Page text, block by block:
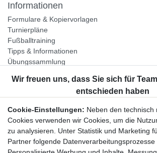
Informationen
Formulare & Kopiervorlagen
Turnierpläne
Fußballtraining
Tipps & Informationen
Übungssammlung
Unternehmen
Widerrufsrecht
Bestellung widerrufen
Cookie-Einstellungen: Neben den technisch
Cookies verwenden wir Cookies, um die
zu analysieren. Unter Statistik und Marketing
Partner folgende Datenverarbeitungsprozesse